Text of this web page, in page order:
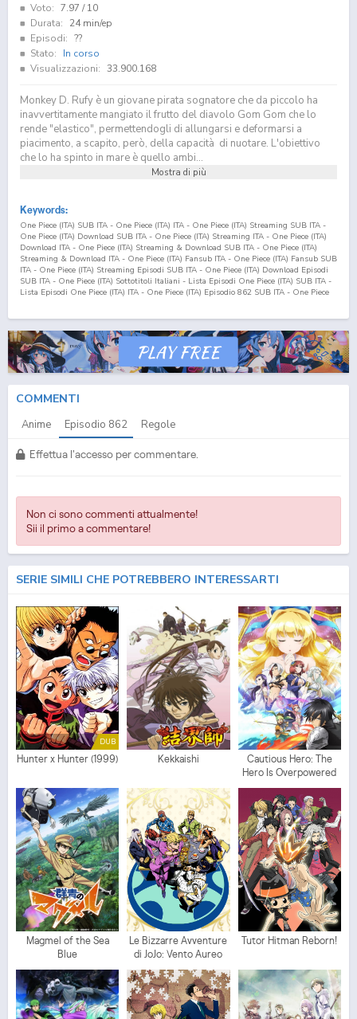
Voto: 7.97 / 10
Durata:
24 min/ep
Episodi: ??
Stato:
In corso
Visualizzazioni: 33.900.168
Monkey D. Rufy è un giovane pirata sognatore che da piccolo ha
inavvertitamente mangiato il frutto del diavolo Gom Gom che lo
rende "elastico", permettendogli di allungarsi e deformarsi a
piacimento, a scapito, però, della capacità di nuotare. L'obiettivo
che lo ha spinto in mare è quello ambi...
Mostra di più
Keywords:
One Piece (ITA) SUB ITA - One Piece (ITA) ITA - One Piece (ITA) Streaming SUB ITA -
One Piece (ITA) Download SUB ITA - One Piece (ITA) Streaming ITA - One Piece (ITA)
Download ITA - One Piece (ITA) Streaming & Download SUB ITA - One Piece (ITA)
Streaming & Download ITA - One Piece (ITA) Fansub ITA - One Piece (ITA) Fansub SUB
ITA - One Piece (ITA) Streaming Episodi SUB ITA - One Piece (ITA) Download Episodi
SUB ITA - One Piece (ITA) Sottotitoli Italiani - Lista Episodi One Piece (ITA) SUB ITA -
Lista Episodi One Piece (ITA) ITA - One Piece (ITA) Episodio 862 SUB ITA - One Piece
COMMENTI
Anime Episodio 862 Regole
Effettua l'accesso per commentare.
Non ci sono commenti attualmente!
Sii il primo a commentare!
SERIE SIMILI CHE POTREBBERO INTERESSARTI
DUB
Hunter x Hunter (1999) Kekkaishi
Cautious Hero: The
Hero Is Overpowered
but Overly Cautious
Magmel of the Sea
Blue
Le Bizzarre Avventure
di JoJo: Vento Aureo
Tutor Hitman Reborn!